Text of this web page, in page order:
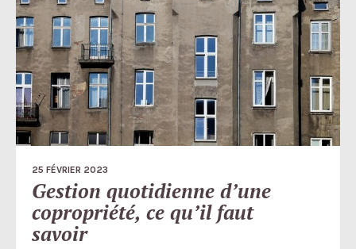
25 FÉVRIER 2023
Gestion quotidienne d’une
copropriété, ce qu’il faut
savoir